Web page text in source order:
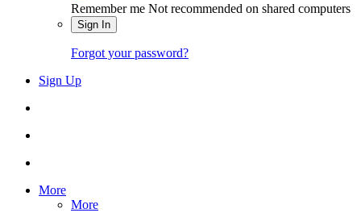
Remember me Not recommended on shared computers
Sign In
Forgot your password?
Sign Up
More
More